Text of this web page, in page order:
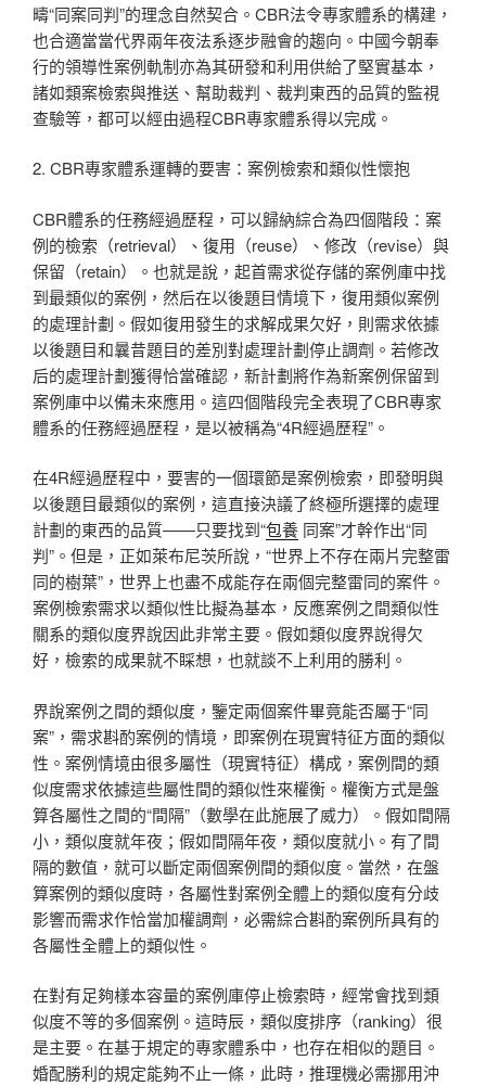
疇“同案同判”的理念自然契合。CBR法令專家體系的構建，
也合適當當代界兩年夜法系逐步融會的趨向。中國今朝奉
行的領導性案例軌制亦為其研發和利用供給了堅實基本，
諸如類案檢索與推送、幫助裁判、裁判東西的品質的監視
查驗等，都可以經由過程CBR專家體系得以完成。
2. CBR專家體系運轉的要害：案例檢索和類似性懷抱
CBR體系的任務經過歷程，可以歸納綜合為四個階段：案
例的檢索（retrieval）、復用（reuse）、修改（revise）與
保留（retain）。也就是說，起首需求從存儲的案例庫中找
到最類似的案例，然后在以後題目情境下，復用類似案例
的處理計劃。假如復用發生的求解成果欠好，則需求依據
以後題目和曩昔題目的差別對處理計劃停止調劑。若修改
后的處理計劃獲得恰當確認，新計劃將作為新案例保留到
案例庫中以備未來應用。這四個階段完全表現了CBR專家
體系的任務經過歷程，是以被稱為“4R經過歷程”。
在4R經過歷程中，要害的一個環節是案例檢索，即發明與
以後題目最類似的案例，這直接決議了終極所選擇的處理
計劃的東西的品質——只要找到“包養 同案”才幹作出“同
判”。但是，正如萊布尼茨所說，“世界上不存在兩片完整雷
同的樹葉”，世界上也盡不成能存在兩個完整雷同的案件。
案例檢索需求以類似性比擬為基本，反應案例之間類似性
關系的類似度界說因此非常主要。假如類似度界說得欠
好，檢索的成果就不睬想，也就談不上利用的勝利。
界說案例之間的類似度，鑒定兩個案件畢竟能否屬于“同
案”，需求斟酌案例的情境，即案例在現實特征方面的類似
性。案例情境由很多屬性（現實特征）構成，案例間的類
似度需求依據這些屬性間的類似性來權衡。權衡方式是盤
算各屬性之間的“間隔”（數學在此施展了威力）。假如間隔
小，類似度就年夜；假如間隔年夜，類似度就小。有了間
隔的數值，就可以斷定兩個案例間的類似度。當然，在盤
算案例的類似度時，各屬性對案例全體上的類似度有分歧
影響而需求作恰當加權調劑，必需綜合斟酌案例所具有的
各屬性全體上的類似性。
在對有足夠樣本容量的案例庫停止檢索時，經常會找到類
似度不等的多個案例。這時辰，類似度排序（ranking）很
是主要。在基于規定的專家體系中，也存在相似的題目。
婚配勝利的規定能夠不止一條，此時，推理機必需挪用沖